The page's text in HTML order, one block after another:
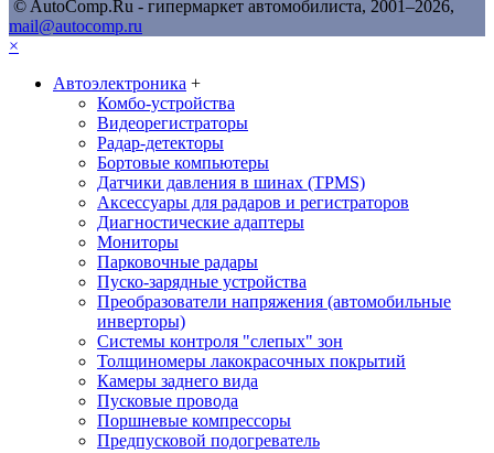
© AutoComp.Ru - гипермаркет автомобилиста, 2001–2026,
mail@autocomp.ru
×
Автоэлектроника +
Комбо-устройства
Видеорегистраторы
Радар-детекторы
Бортовые компьютеры
Датчики давления в шинах (TPMS)
Аксессуары для радаров и регистраторов
Диагностические адаптеры
Мониторы
Парковочные радары
Пуско-зарядные устройства
Преобразователи напряжения (автомобильные
инверторы)
Системы контроля "слепых" зон
Толщиномеры лакокрасочных покрытий
Камеры заднего вида
Пусковые провода
Поршневые компрессоры
Предпусковой подогреватель